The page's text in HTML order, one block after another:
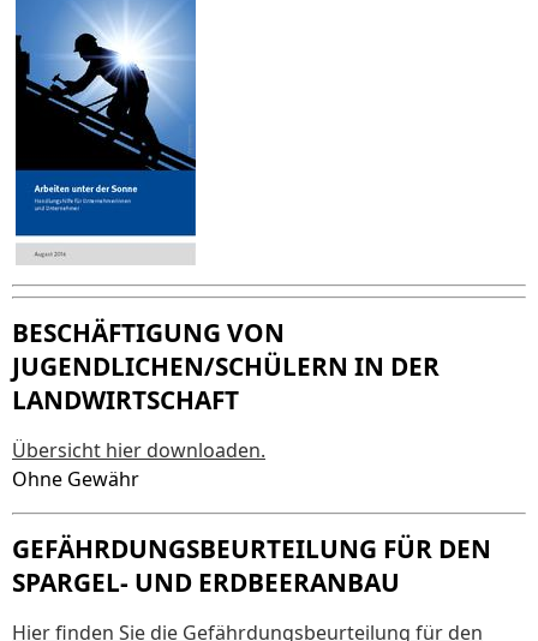
BESCHÄFTIGUNG VON
JUGENDLICHEN/SCHÜLERN IN DER
LANDWIRTSCHAFT
Übersicht hier downloaden.
Ohne Gewähr
GEFÄHRDUNGSBEURTEILUNG FÜR DEN
SPARGEL- UND ERDBEERANBAU
Hier finden Sie die Gefährdungsbeurteilung für den